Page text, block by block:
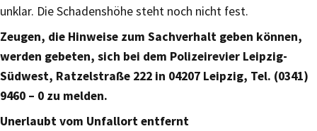
unklar. Die Schadenshöhe steht noch nicht fest.
Zeugen, die Hinweise zum Sachverhalt geben können,
werden gebeten, sich bei dem Polizeirevier Leipzig-
Südwest, Ratzelstraße 222 in 04207 Leipzig, Tel. (0341)
9460 – 0 zu melden.
Unerlaubt vom Unfallort entfernt